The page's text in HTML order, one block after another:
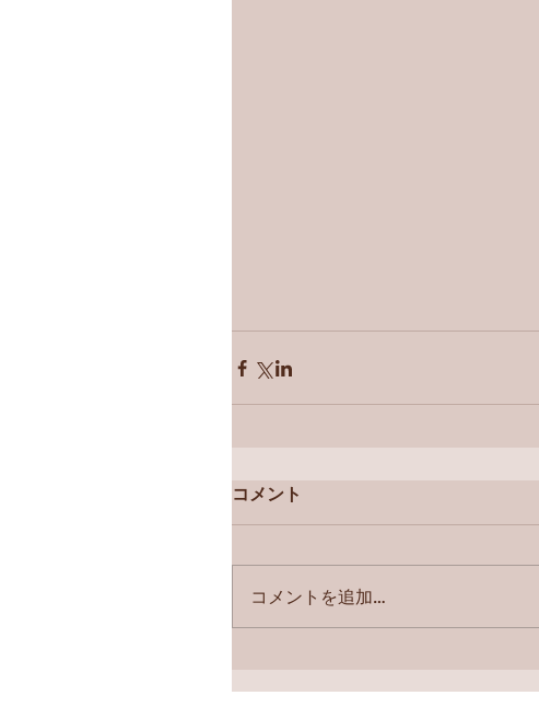
コメント
コメントを追加…